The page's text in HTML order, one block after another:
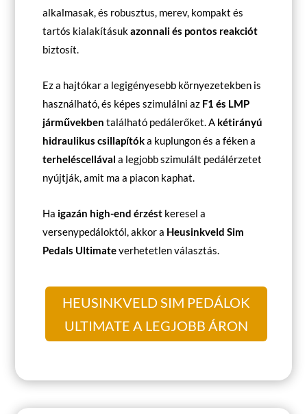
alkalmasak, és robusztus, merev, kompakt és
tartós kialakításukazonnali és pontos reakciót
biztosít.
Ez a hajtókar a legigényesebb környezetekben is
használható, és képes szimulálni az F1 és LMP
járművekben található pedálerőket. A kétirányú
hidraulikus csillapítóka kuplungon és a féken a
terheléscellával a legjobb szimulált pedálérzetet
nyújtják, amit ma a piacon kaphat.
Ha igazán high-end érzést keresel a
versenypedáloktól, akkor a Heusinkveld Sim
Pedals Ultimateverhetetlen választás.
HEUSINKVELD SIM PEDÁLOK
ULTIMATE A LEGJOBB ÁRON